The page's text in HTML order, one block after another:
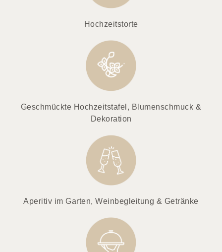
Hochzeitstorte
Geschmückte Hochzeitstafel, Blumenschmuck &
Dekoration
Aperitiv im Garten, Weinbegleitung & Getränke